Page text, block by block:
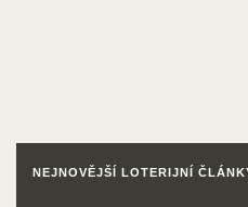
NEJNOVĚJŠÍ LOTERIJNÍ